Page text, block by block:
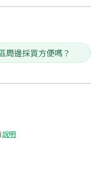
周邊採買方便嗎？
說明